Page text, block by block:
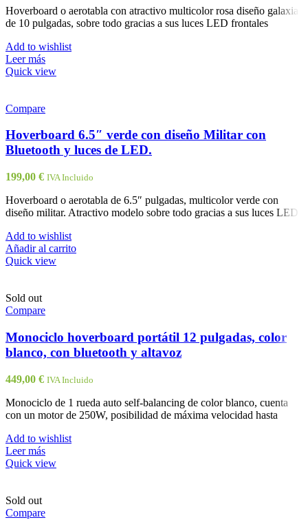
Hoverboard o aerotabla con atractivo multicolor rosa diseño galaxia
de 10 pulgadas, sobre todo gracias a sus luces LED frontales
Add to wishlist
Leer más
Quick view
Compare
Hoverboard 6.5″ verde con diseño Militar con
Bluetooth y luces de LED.
199,00 € IVA Incluido
Hoverboard o aerotabla de 6.5″ pulgadas, multicolor verde con
diseño militar. Atractivo modelo sobre todo gracias a sus luces LED
Add to wishlist
Añadir al carrito
Quick view
Sold out
Compare
Monociclo hoverboard portátil 12 pulgadas, color
blanco, con bluetooth y altavoz
449,00 € IVA Incluido
Monociclo de 1 rueda auto self-balancing de color blanco, cuenta
con un motor de 250W, posibilidad de máxima velocidad hasta
Add to wishlist
Leer más
Quick view
Sold out
Compare